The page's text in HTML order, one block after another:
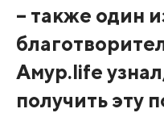
– также один
Амур.life
получить эту